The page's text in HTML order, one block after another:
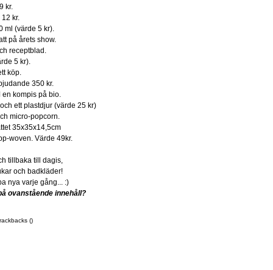
kr.
kr.
ml (värde 5 kr).
på årets show.
receptblad.
5 kr).
köp.
350 kr.
en kompis på bio.
ett plastdjur (värde 25 kr)
micro-popcorn.
35x35x14,5cm
woven. Värde 49kr.
tillbaka till dagis,
och badkläder!
nya varje gång... :)
ovanstående innehåll?
()